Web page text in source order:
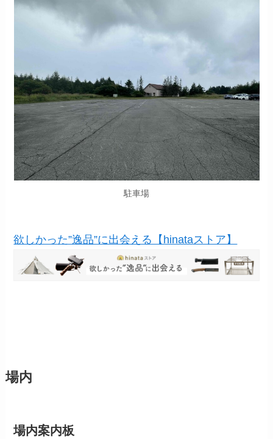
駐車場
欲しかった”逸品”に出会える【hinataストア】
場内
場内案内板